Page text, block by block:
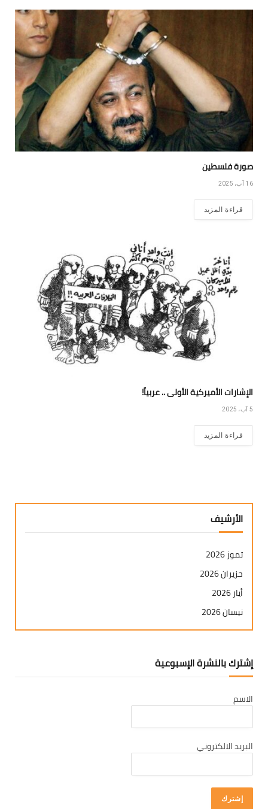
صورة فلسطين
16 آب، 2025
قراءة المزيد
الإشارات الأميركية الأولى .. عربياً!
5 آب، 2025
قراءة المزيد
الأرشيف
تموز 2026
حزيران 2026
أيار 2026
نيسان 2026
آذار 2026
كانون ثاني 2026
تشرين ثاني 2025
تشرين أول 2025
أيلول 2025
تموز 2025
حزيران 2025
إشترك بالنشرة الإسبوعية
الاسم
البريد الالكتروني